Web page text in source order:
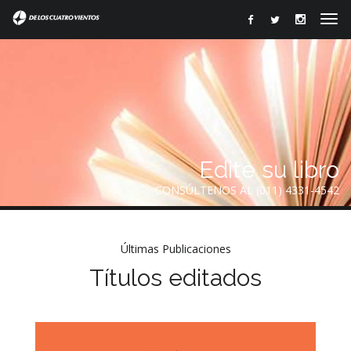
Edite su libro
CONSÚLTENOS AL (011) 4331-4542
Últimas Publicaciones
Títulos editados